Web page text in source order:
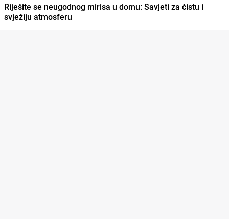
Riješite se neugodnog mirisa u domu: Savjeti za čistu i
svježiju atmosferu